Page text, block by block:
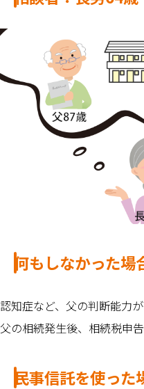
何もしなかった場
認知症など、父の判断能力
父の相続発生後、相続税申
民事信託を使った